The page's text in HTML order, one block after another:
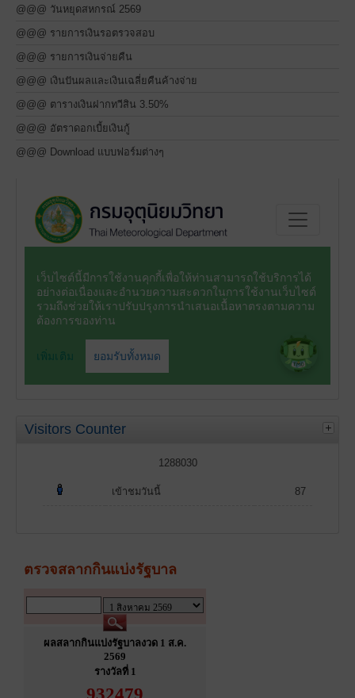
@@@ วันหยุดสหกรณ์ 2569
@@@ รายการเงินรอตรวจสอบ
@@@ รายการเงินจ่ายคืน
@@@ เงินปันผลและเงินเฉลี่ยคืนค้างจ่าย
@@@ ตารางเงินฝากทวีสิน 3.50%
@@@ อัตราดอกเบี้ยเงินกู้
@@@ Download แบบฟอร์มต่างๆ
Visitors Counter
1288030
เข้าชมวันนี้ 87